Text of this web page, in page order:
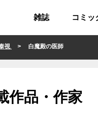
雑誌 コミッ
視 > 白魔殿の医師
作品・作家